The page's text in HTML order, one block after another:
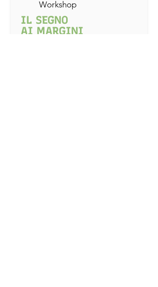
Workshop
IL SEGNO
AI MARGINI